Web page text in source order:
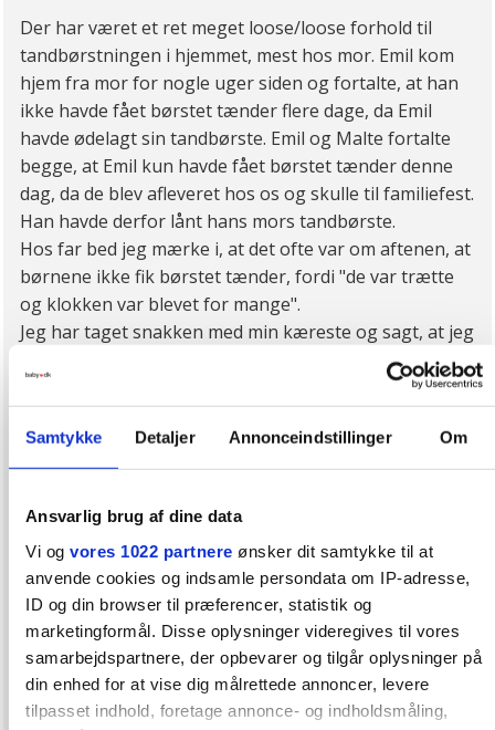
Samtykke Detaljer Annonceindstillinger Om
Ansvarlig brug af dine data
Vi og vores 1022 partnere ønsker dit samtykke til at
anvende cookies og indsamle persondata om IP-adresse,
ID og din browser til præferencer, statistik og
marketingformål. Disse oplysninger videregives til vores
samarbejdspartnere, der opbevarer og tilgår oplysninger på
din enhed for at vise dig målrettede annoncer, levere
tilpasset indhold, foretage annonce- og indholdsmåling,
Der har været et ret meget loose/loose forhold til
tandbørstningen i hjemmet, mest hos mor. Emil kom
hjem fra mor for nogle uger siden og fortalte, at han
ikke havde fået børstet tænder flere dage, da Emil
havde ødelagt sin tandbørste. Emil og Malte fortalte
begge, at Emil kun havde fået børstet tænder denne
dag, da de blev afleveret hos os og skulle til familiefest.
Han havde derfor lånt hans mors tandbørste.
Hos far bed jeg mærke i, at det ofte var om aftenen, at
børnene ikke fik børstet tænder, fordi "de var trætte
og klokken var blevet for mange".
Jeg har taget snakken med min kæreste og sagt, at jeg
her var nødt til at sige, at det er så vigtigt, at vi passer
på deres tænder og husker det hver morgen og aften,
hvilket han heldigvis var enig i, at der skulle strammes
op på og i hvert fald husker, når jeg er der (og hvis
ikke, så hjælper jeg drengene). Jeg skal også ofte
før han har børstet sine egne tænder, og jeg føler mig
som hans mor nogle gange, men jeg har det SÅ svært
med dårlig mundhygiejne og har på ingen måde lyst til
at kysse ham, når mundhygiejnen er en smule
ligegyldig for ham. Eller var, for han husker det som
regel nu, da han ved hvordan jeg har det og "han jo
godt ved, at man bør børste tænder 2 gange om
dagen".